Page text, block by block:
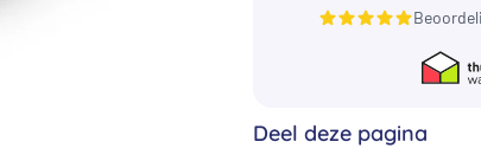
Deel deze pagina